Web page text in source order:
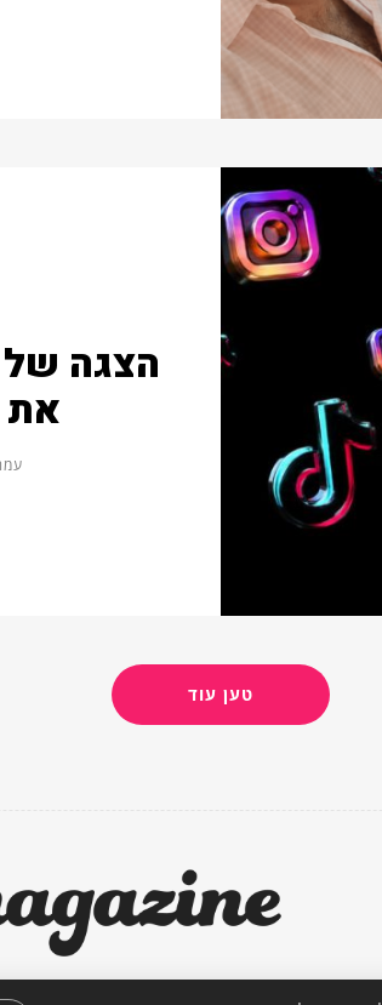
הצגה
את
טען עוד